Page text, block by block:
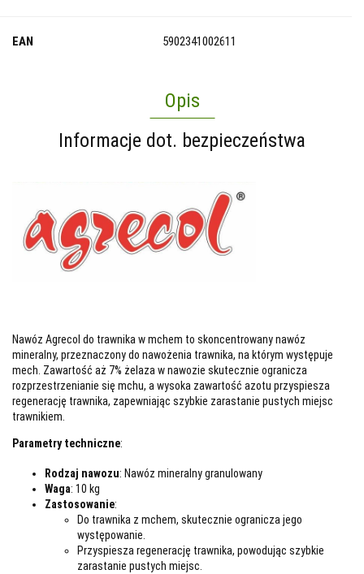
EAN 5902341002611
Opis
Informacje dot. bezpieczeństwa
Nawóz Agrecol do trawnika w mchem to skoncentrowany nawóz
mineralny, przeznaczony do nawożenia trawnika, na którym występuje
mech. Zawartość aż 7% żelaza w nawozie skutecznie ogranicza
rozprzestrzenianie się mchu, a wysoka zawartość azotu przyspiesza
regenerację trawnika, zapewniając szybkie zarastanie pustych miejsc
trawnikiem.
Parametry techniczne:
Rodzaj nawozu: Nawóz mineralny granulowany
Waga: 10 kg
Zastosowanie:
Do trawnika z mchem, skutecznie ogranicza jego
występowanie.
Przyspiesza regenerację trawnika, powodując szybkie
zarastanie pustych miejsc.